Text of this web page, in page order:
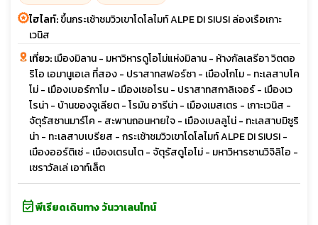
ไฮไลท์:ขึ้นกระเช้าชมวิวเขาโดโลไมท์ ALPE DI SIUSI ล่องเรือเกาะ
เวนิส
เที่ยว:เมืองมิลาน - มหาวิหารดูโอโม่แห่งมิลาน - ห้างกัลเลรีอา วิตตอ
ริโอ เอมานูเอเล ที่สอง - ปราสาทสฟอร์ซา - เมืองโกโม - ทะเลสาบโค
โม่ - เมืองเบอร์กาโม - เมืองเซอโรน - ปราสาทสกาลิเจอร์ - เมืองเว
โรน่า - บ้านของจูเลียต - โรมัน อารีน่า - เมืองเมสเตร - เกาะเวนิส -
จัตุรัสซานมาร์โค - สะพานถอนหายใจ - เมืองเบลลูโน่ - ทะเลสาบมิซูริ
น่า - ทะเลสาบเบรียส - กระเช้าชมวิวเขาโดโลไมท์ ALPE DI SIUSI -
เมืองออร์ติเซ่ - เมืองเตรนโต - จัตุรัสดูโอโม่ - มหาวิหารซานวิจิลิโอ -
เซราวัลเล่ เอาท์เล็ต
event_availableพีเรียดเดินทาง วันวาเลนไทน์